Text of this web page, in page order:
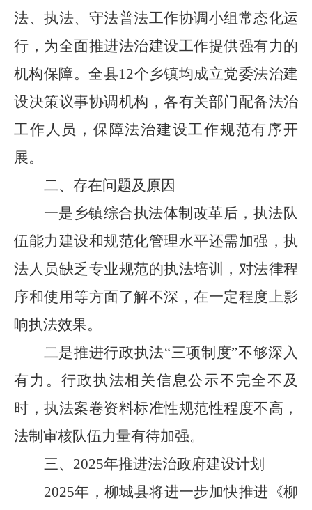
法、执法、守法普法工作协调小组常态化运
行，为全面推进法治建设工作提供强有力的
机构保障。全县12个乡镇均成立党委法治建
设决策议事协调机构，各有关部门配备法治
工作人员，保障法治建设工作规范有序开
展。
二、存在问题及原因
一是乡镇综合执法体制改革后，执法队
伍能力建设和规范化管理水平还需加强，执
法人员缺乏专业规范的执法培训，对法律程
序和使用等方面了解不深，在一定程度上影
响执法效果。
二是推进行政执法“三项制度”不够深入
有力。行政执法相关信息公示不完全不及
时，执法案卷资料标准性规范性程度不高，
法制审核队伍力量有待加强。
三、 2025年推进法治政府建设计划
2025年，柳城县将进一步加快推进《柳